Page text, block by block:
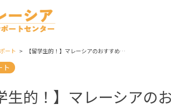
ート 【留学生的！】マレーシアのおすすめグルメ
ト
生的！】マレーシアの